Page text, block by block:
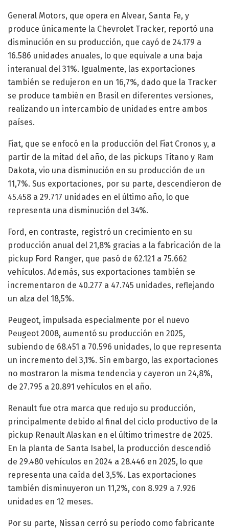
General Motors, que opera en Alvear, Santa Fe, y
produce únicamente la Chevrolet Tracker, reportó una
disminución en su producción, que cayó de 24.179 a
16.586 unidades anuales, lo que equivale a una baja
interanual del 31%. Igualmente, las exportaciones
también se redujeron en un 16,7%, dado que la Tracker
se produce también en Brasil en diferentes versiones,
realizando un intercambio de unidades entre ambos
países.
Fiat, que se enfocó en la producción del Fiat Cronos y, a
partir de la mitad del año, de las pickups Titano y Ram
Dakota, vio una disminución en su producción de un
11,7%. Sus exportaciones, por su parte, descendieron de
45.458 a 29.717 unidades en el último año, lo que
representa una disminución del 34%.
Ford, en contraste, registró un crecimiento en su
producción anual del 21,8% gracias a la fabricación de la
pickup Ford Ranger, que pasó de 62.121 a 75.662
vehículos. Además, sus exportaciones también se
incrementaron de 40.277 a 47.745 unidades, reflejando
un alza del 18,5%.
Peugeot, impulsada especialmente por el nuevo
Peugeot 2008, aumentó su producción en 2025,
subiendo de 68.451 a 70.596 unidades, lo que representa
un incremento del 3,1%. Sin embargo, las exportaciones
no mostraron la misma tendencia y cayeron un 24,8%,
de 27.795 a 20.891 vehículos en el año.
Renault fue otra marca que redujo su producción,
principalmente debido al final del ciclo productivo de la
pickup Renault Alaskan en el último trimestre de 2025.
En la planta de Santa Isabel, la producción descendió
de 29.480 vehículos en 2024 a 28.446 en 2025, lo que
representa una caída del 3,5%. Las exportaciones
también disminuyeron un 11,2%, con 8.929 a 7.926
unidades en 12 meses.
Por su parte, Nissan cerró su período como fabricante